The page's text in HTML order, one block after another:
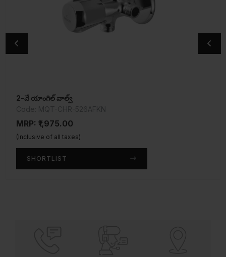
2-వే యాంగిల్ వాల్వ్
MRP: ₹1,975.00
(Inclusive of all taxes)
SHORTLIST
స్టెల్లా బాత్ టబ్ స్పౌట్
MRP: ₹1,600.00
(Inclusive of all taxes)
SHORTLIST